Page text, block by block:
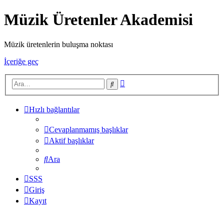
Müzik Üretenler Akademisi
Müzik üretenlerin buluşma noktası
İçeriğe geç
Ara
Hızlı bağlantılar
Cevaplanmamış başlıklar
Aktif başlıklar
Ara
SSS
Giriş
Kayıt